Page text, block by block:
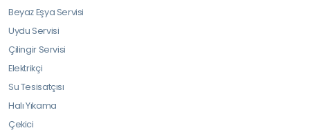
Beyaz Eşya Servisi
Uydu Servisi
Çilingir Servisi
Elektrikçi
Su Tesisatçısı
Halı Yıkama
Çekici